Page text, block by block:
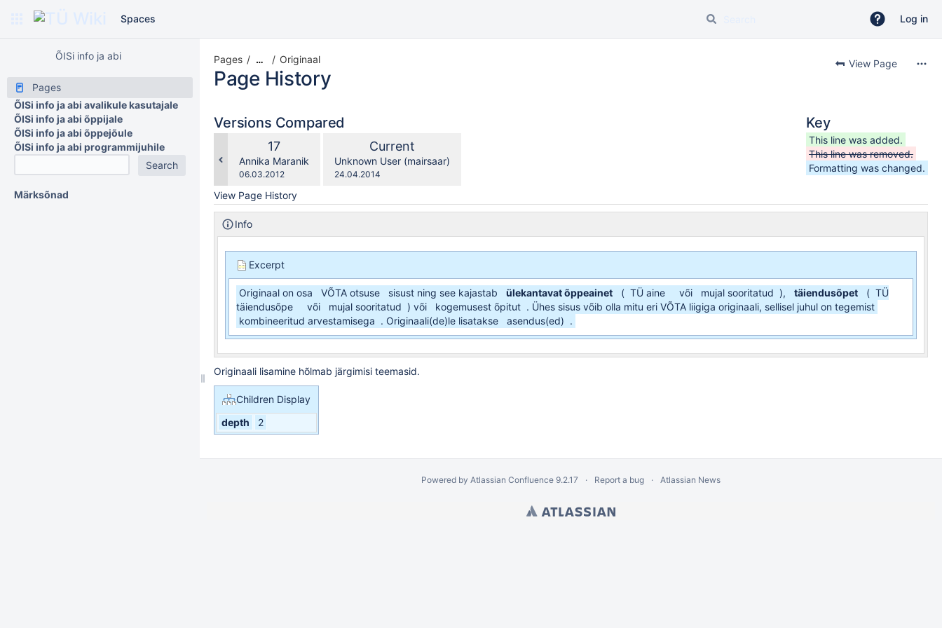
Spaces Log in
ÕISi info ja abi
Pages
ÕISi info ja abi avalikule kasutajale
ÕISi info ja abi õppijale
ÕISi info ja abi õppejõule
ÕISi info ja abi programmijuhile
Märksõnad
View Page
Pages … Originaal
Page History
Versions Compared
Old
Version
17
changes.mady.by.user
Annika Maranik
Saved
06.03.2012
New
Version
Current
changes.mady.by.user
Unknown User (mairsaar)
Saved
24.04.2014
View Page History
Key
This line was added.
This line was removed.
Formatting was changed.
Info
Excerpt
Originaal on osa VÕTA otsuse sisust ning see kajastab ülekantavat õppeainet ( TÜ aine või mujal sooritatud ), täiendusõpet ( TÜ
täiendusõpe
või mujal sooritatud ) või kogemusest õpitut . Ühes sisus võib olla mitu eri VÕTA liigiga originaali, sellisel juhul on tegemist
kombineeritud arvestamisega . Originaali(de)le lisatakse asendus(ed) .
Originaali lisamine hõlmab järgimisi teemasid.
Children Display
depth
2
Powered by Atlassian Confluence 9.2.17 Report a bug Atlassian News